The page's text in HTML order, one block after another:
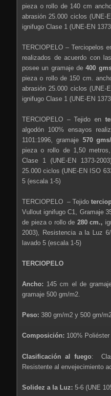
pieza o rollo de 140 cm
abrasión 25.000 ciclos (UNE-
ignifugo Clase 1 (UNE-EN
TERCIOPELO – Terciopelos
realizados de acuerdo con
posee un gramaje de400
pieza o rollo de 150 cm.
abrasión 25.000 ciclos (UNE-
ignifugo Clase 1 (UNE-EN
TERCIOPELO – Tejido en
algodón 100% ensayos
1101:1996, gramaje 570
pieza o rollo de 1,50
Clase 1 (UNE-EN 1373-
25.000 ciclos (UNE-EN ISO
5 (escala 1-5)
TERCIOPELO – Tejido
Vullout ignifugo C1, Gramaje
de pieza o rollo de 280 cm.,
2003), Resistencia a la Luz
lavado 5 (escala 1-5)
TERCIOPELO
Ancho: 145 cm el de
gramaje 500 gm/m2.
Peso:380 gm/m2 y 500 gm/
Composición: 100%
Clasificación al fuego:
Resistente al envejecimiento
Solidez a la Luz: 5-6 (UNE